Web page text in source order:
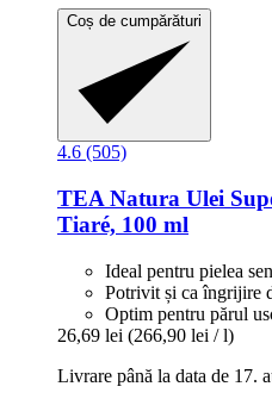
Coș de cumpărături
4.6 (505)
TEA Natura Ulei
Tiaré, 100 ml
Ideal pentru pielea
Potrivit și ca îngrijire
Optim pentru părul
26,69 lei (266,90 lei / l)
Livrare până la data de 17.